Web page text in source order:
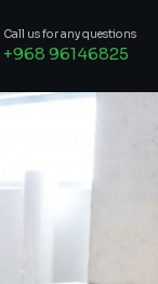
Call us for any questions
+968 96146825